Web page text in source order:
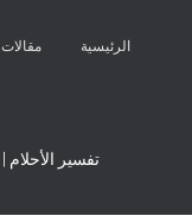
الرئيسية مقالات
تفسير الأحلام | Made with ❤️ by AYO Technology